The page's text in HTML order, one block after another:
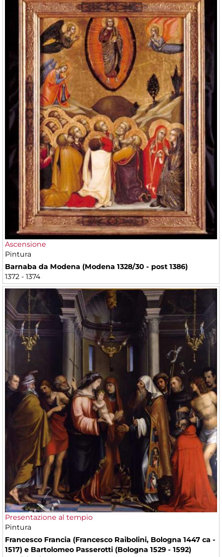
Ascensione
Pintura
Barnaba da Modena (Modena 1328/30 - post 1386)
1372 - 1374
Presentazione al tempio
Pintura
Francesco Francia (Francesco Raibolini, Bologna 1447 ca -
1517) e Bartolomeo Passerotti (Bologna 1529 - 1592)